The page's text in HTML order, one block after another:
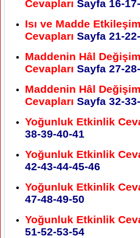
Cevapları Sayfa 16-
Isı ve Madde
Cevapları Sayfa 21-
Maddenin Hâl
Cevapları Sayfa 27-
Maddenin Hâl
Cevapları Sayfa 32-
Yoğunluk Etkinlik
38-39-40-41
Yoğunluk Etkinlik
42-43-44-45-46
Yoğunluk Etkinlik
47-48-49-50
Yoğunluk Etkinlik
51-52-53-54